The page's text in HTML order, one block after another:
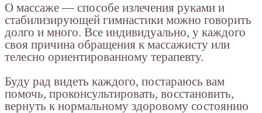
О массаже — способе излечения руками и
стабилизирующей гимнастики можно говорить
долго и много. Все индивидуально, у каждого
своя причина обращения к массажисту или
телесно ориентированному терапевту.
Буду рад видеть каждого, постараюсь вам
помочь, проконсультировать, восстановить,
вернуть к нормальному здоровому состоянию